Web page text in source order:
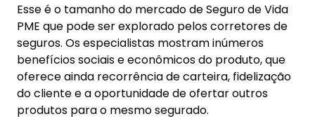
Esse é o tamanho do mercado de Seguro de Vida
PME que pode ser explorado pelos corretores de
seguros. Os especialistas mostram inúmeros
benefícios sociais e econômicos do produto, que
oferece ainda recorrência de carteira, fidelização
do cliente e a oportunidade de ofertar outros
produtos para o mesmo segurado.